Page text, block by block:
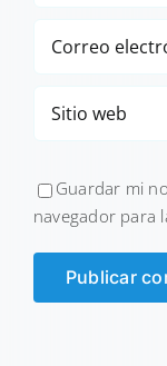
Guardar mi
navegador para